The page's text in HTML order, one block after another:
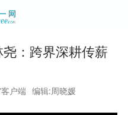
：跨界深耕传薪
户端 编辑:周晓媛